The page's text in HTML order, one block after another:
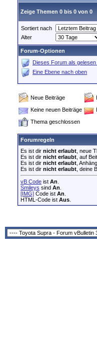
Zeige Themen 0 bis 0 von 0
Sortiert nach
Alter
Forum-Optionen
Dieses Forum als
Eine Ebene nach oben
Neue Beiträge
Keine neuen Beiträge
Thema geschlossen
Forumregeln
Es ist dir nicht erlaubt , neue
Es ist dir nicht erlaubt , auf
Es ist dir nicht erlaubt ,
Es ist dir nicht erlaubt , deine
vB Code ist An
Smileys sind An
[IMG] Code ist An
HTML-Code ist Aus